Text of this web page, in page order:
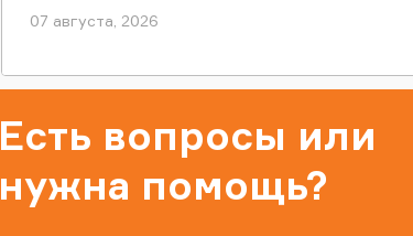
07 августа, 2026
Есть вопросы или
нужна помощь?